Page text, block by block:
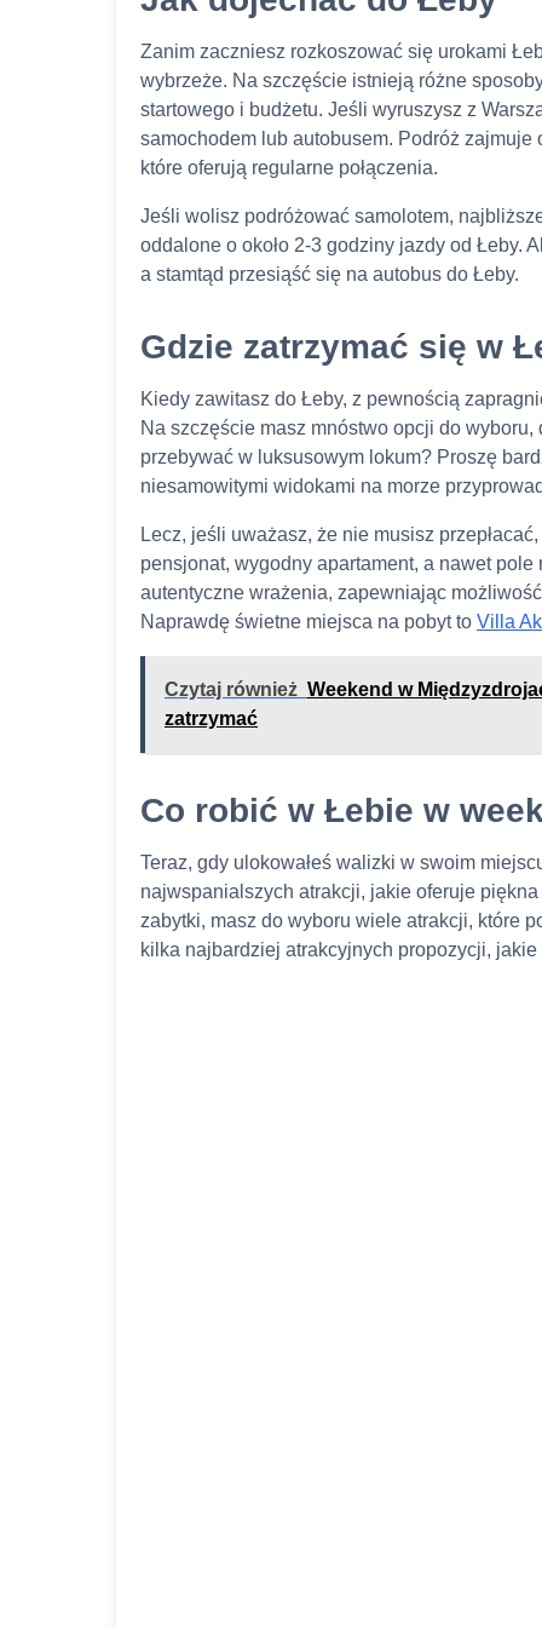
Zanim zaczniesz rozkoszować się urokami
wybrzeże. Na szczęście istnieją różne
startowego i budżetu. Jeśli wyruszysz z
samochodem lub autobusem. Podróż zajmuje
które oferują regularne połączenia.
Jeśli wolisz podróżować samolotem,
oddalone o około 2-3 godziny jazdy od Łeby.
a stamtąd przesiąść się na autobus do Łeby.
Gdzie zatrzymać się w
Kiedy zawitasz do Łeby, z pewnością
Na szczęście masz mnóstwo opcji do
przebywać w luksusowym lokum? Proszę
niesamowitymi widokami na morze
Lecz, jeśli uważasz, że nie musisz
pensjonat, wygodny apartament, a nawet
autentyczne wrażenia, zapewniając możliwość
Naprawdę świetne miejsca na pobyt to Villa
Czytaj również Weekend w
zatrzymać
Co robić w Łebie w
Teraz, gdy ulokowałeś walizki w swoim
najwspanialszych atrakcji, jakie oferuje
zabytki, masz do wyboru wiele atrakcji, które
kilka najbardziej atrakcyjnych propozycji,